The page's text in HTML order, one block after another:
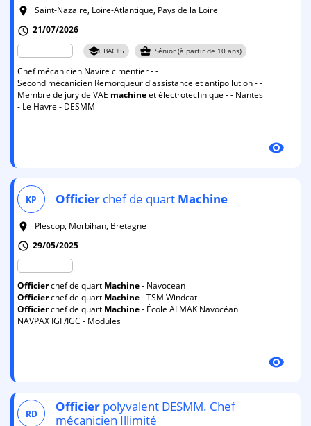
room
Saint-Nazaire, Loire-Atlantique, Pays de la Loire
schedule 21/07/2026
school BAC+5 business_center Sénior (à partir de 10 ans)
Chef mécanicien Navire cimentier - -
Second mécanicien Remorqueur d'assistance et antipollution - -
Membre de jury de VAE machineet électrotechnique - - Nantes
- Le Havre - DESMM
visibility
KP Officier chef de quart Machine
room
Plescop, Morbihan, Bretagne
schedule 29/05/2025
Officierchef de quart Machine- Navocean
Officierchef de quart Machine- TSM Windcat
Officierchef de quart Machine- École ALMAK Navocéan
NAVPAX IGF/IGC - Modules
visibility
RD Officier polyvalent DESMM. Chef
mécanicien Illimité